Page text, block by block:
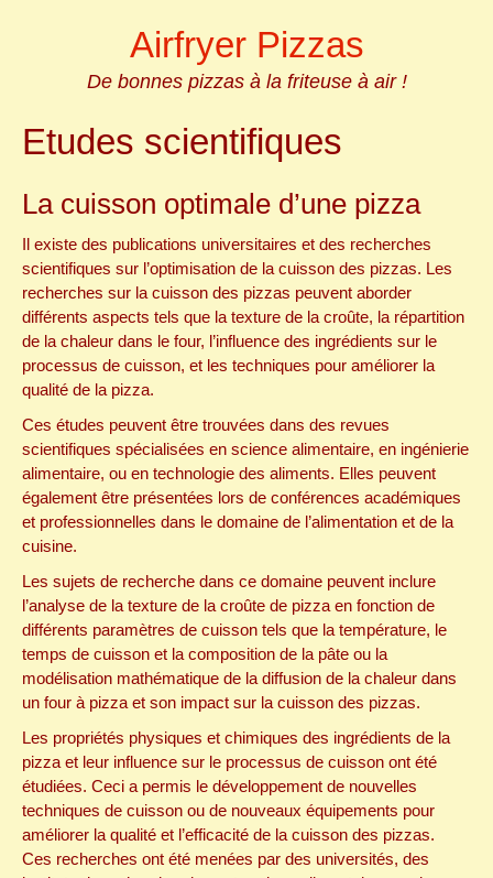
Airfryer Pizzas
De bonnes pizzas à la friteuse à air !
Etudes scientifiques
La cuisson optimale d’une pizza
Il existe des publications universitaires et des recherches
scientifiques sur l’optimisation de la cuisson des pizzas. Les
recherches sur la cuisson des pizzas peuvent aborder
différents aspects tels que la texture de la croûte, la répartition
de la chaleur dans le four, l’influence des ingrédients sur le
processus de cuisson, et les techniques pour améliorer la
qualité de la pizza.
Ces études peuvent être trouvées dans des revues
scientifiques spécialisées en science alimentaire, en ingénierie
alimentaire, ou en technologie des aliments. Elles peuvent
également être présentées lors de conférences académiques
et professionnelles dans le domaine de l’alimentation et de la
cuisine.
Les sujets de recherche dans ce domaine peuvent inclure
l’analyse de la texture de la croûte de pizza en fonction de
différents paramètres de cuisson tels que la température, le
temps de cuisson et la composition de la pâte ou la
modélisation mathématique de la diffusion de la chaleur dans
un four à pizza et son impact sur la cuisson des pizzas.
Les propriétés physiques et chimiques des ingrédients de la
pizza et leur influence sur le processus de cuisson ont été
étudiées. Ceci a permis le développement de nouvelles
techniques de cuisson ou de nouveaux équipements pour
améliorer la qualité et l’efficacité de la cuisson des pizzas.
Ces recherches ont été menées par des universités, des